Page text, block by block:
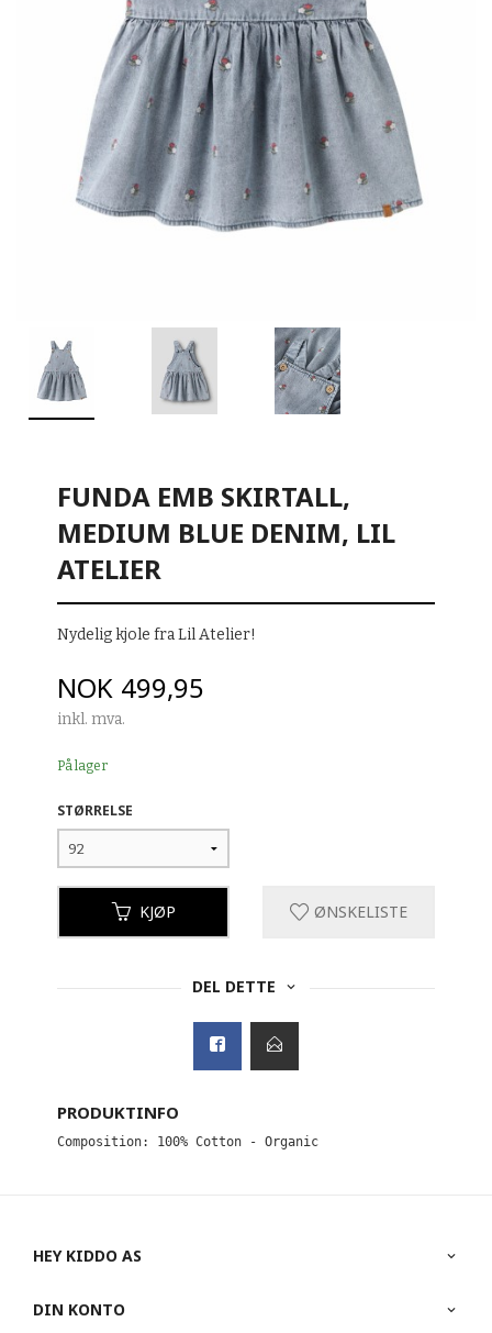
FUNDA EMB SKIRTALL,
MEDIUM BLUE DENIM, LIL
ATELIER
Nydelig kjole fra Lil Atelier!
Pris
NOK 499,95
inkl. mva.
På lager
STØRRELSE
KJØP ØNSKELISTE
DEL DETTE
PRODUKTINFO
Composition: 100% Cotton - Organic
HEY KIDDO AS
DIN KONTO